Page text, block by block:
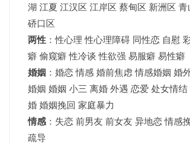
湖 江夏 江汉区 江岸区 蔡甸区 新洲区
硚口区
两性 ：性心理 性心理障碍 同性恋 自慰
癖 偷窥癖 性冷谈 性欲强 易服癖 易性癖
婚姻 ：婚恋 情感 婚前焦虑 情感婚姻 婚
婚姻 婚姻 小三 离婚 外遇 恋爱 处女情
婚 婚姻挽回 家庭暴力
情感 ：失恋 前男友 前女友 异地恋 情感
疏导